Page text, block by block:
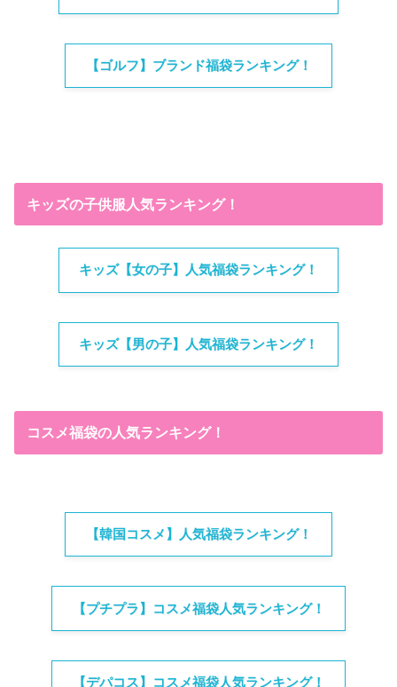
【ゴルフ】ブランド福袋ランキング！
キッズの子供服人気ランキング！
キッズ【女の子】人気福袋ランキング！
キッズ【男の子】人気福袋ランキング！
コスメ福袋の人気ランキング！
【韓国コスメ】人気福袋ランキング！
【プチプラ】コスメ福袋人気ランキング！
【デパコス】コスメ福袋人気ランキング！